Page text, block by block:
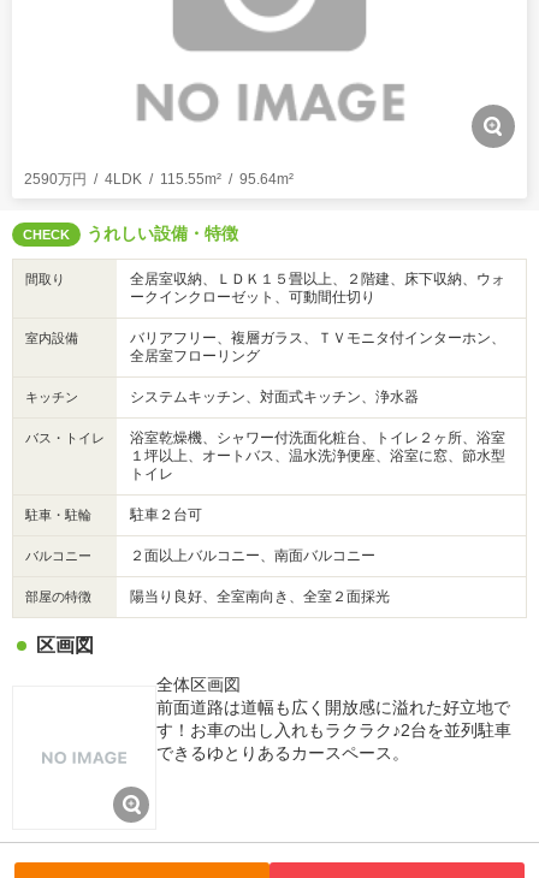
2590万円 4LDK 115.55m² 95.64m²
CHECK うれしい設備・特徴
間取り
全居室収納、ＬＤＫ１５畳以上、２階建、床下収納、ウォ
ークインクローゼット、可動間仕切り
室内設備
バリアフリー、複層ガラス、ＴＶモニタ付インターホン、
全居室フローリング
キッチン システムキッチン、対面式キッチン、浄水器
バス・トイレ
浴室乾燥機、シャワー付洗面化粧台、トイレ２ヶ所、浴室
１坪以上、オートバス、温水洗浄便座、浴室に窓、節水型
トイレ
駐車・駐輪 駐車２台可
バルコニー ２面以上バルコニー、南面バルコニー
部屋の特徴 陽当り良好、全室南向き、全室２面採光
区画図
全体区画図
前面道路は道幅も広く開放感に溢れた好立地で
す！お車の出し入れもラクラク♪2台を並列駐車
できるゆとりあるカースペース。